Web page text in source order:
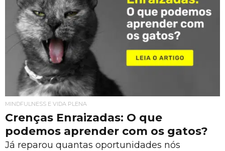
MINDFULNESS E VIDA PLENA
Crenças Enraizadas: O que
podemos aprender com os gatos?
Já reparou quantas oportunidades nós